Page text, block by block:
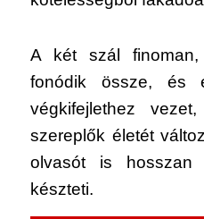
A két szál finoman,
fonódik össze, és
végkifejlethez
szereplők életét
olvasót is hosszan
készteti.